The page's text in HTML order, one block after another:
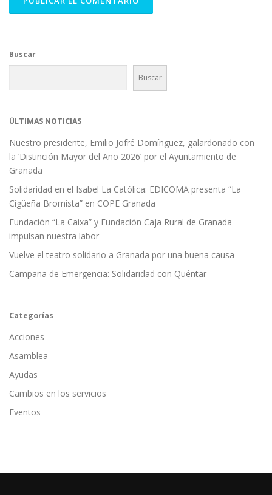
Buscar
Buscar
ÚLTIMAS NOTICIAS
Nuestro presidente, Emilio Jofré Domínguez, galardonado con
la ‘Distinción Mayor del Año 2026’ por el Ayuntamiento de
Granada
Solidaridad en el Isabel La Católica: EDICOMA presenta “La
Cigüeña Bromista” en COPE Granada
Fundación “La Caixa” y Fundación Caja Rural de Granada
impulsan nuestra labor
Vuelve el teatro solidario a Granada por una buena causa
Campaña de Emergencia: Solidaridad con Quéntar
Categorías
Acciones
Asamblea
Ayudas
Cambios en los servicios
Eventos